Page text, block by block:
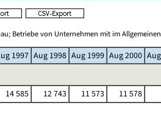
Betriebe von Unternehmen mit im
1997 Aug 1998 Aug 1999 Aug 2000
14 585 12 743 11 573 11 578